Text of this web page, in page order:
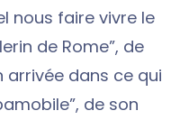
nous faire vivre le
de Rome”, de
arrivée dans ce qui
de son